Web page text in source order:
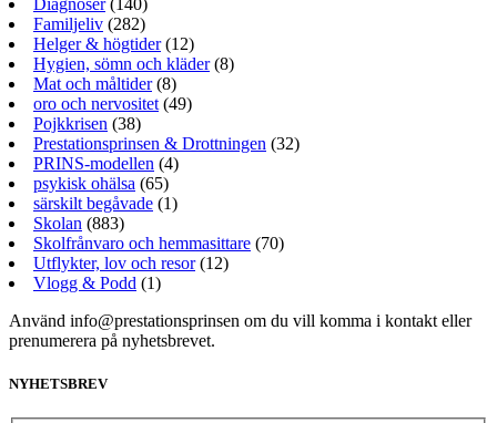
Familjeliv (282)
Helger & högtider(12)
Hygien, sömn och kläder(8)
Mat och måltider(8)
oro och nervositet (49)
Pojkkrisen (38)
Prestationsprinsen & Drottningen (32)
PRINS-modellen (4)
psykisk ohälsa (65)
särskilt begåvade (1)
Skolan (883)
Skolfrånvaro och hemmasittare (70)
Utflykter, lov och resor(12)
Vlogg & Podd (1)
Använd info@prestationsprinsen om du vill komma i kontakt eller
prenumerera på nyhetsbrevet.
NYHETSBREV